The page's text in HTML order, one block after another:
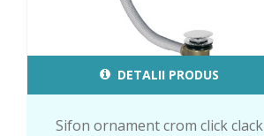
DETALII PRODUS
Sifon ornament crom click clack